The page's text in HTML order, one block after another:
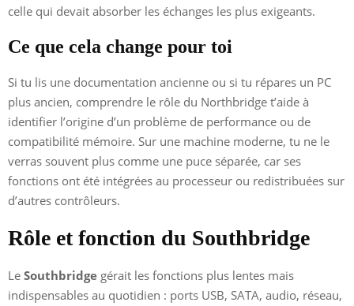
celle qui devait absorber les échanges les plus exigeants.
Ce que cela change pour toi
Si tu lis une documentation ancienne ou si tu répares un PC
plus ancien, comprendre le rôle du Northbridge t’aide à
identifier l’origine d’un problème de performance ou de
compatibilité mémoire. Sur une machine moderne, tu ne le
verras souvent plus comme une puce séparée, car ses
fonctions ont été intégrées au processeur ou redistribuées sur
d’autres contrôleurs.
Rôle et fonction du Southbridge
Le Southbridge gérait les fonctions plus lentes mais
indispensables au quotidien : ports USB, SATA, audio, réseau,